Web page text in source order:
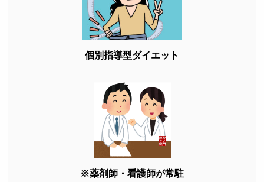
個別指導型ダイエット
※薬剤師・看護師が常駐